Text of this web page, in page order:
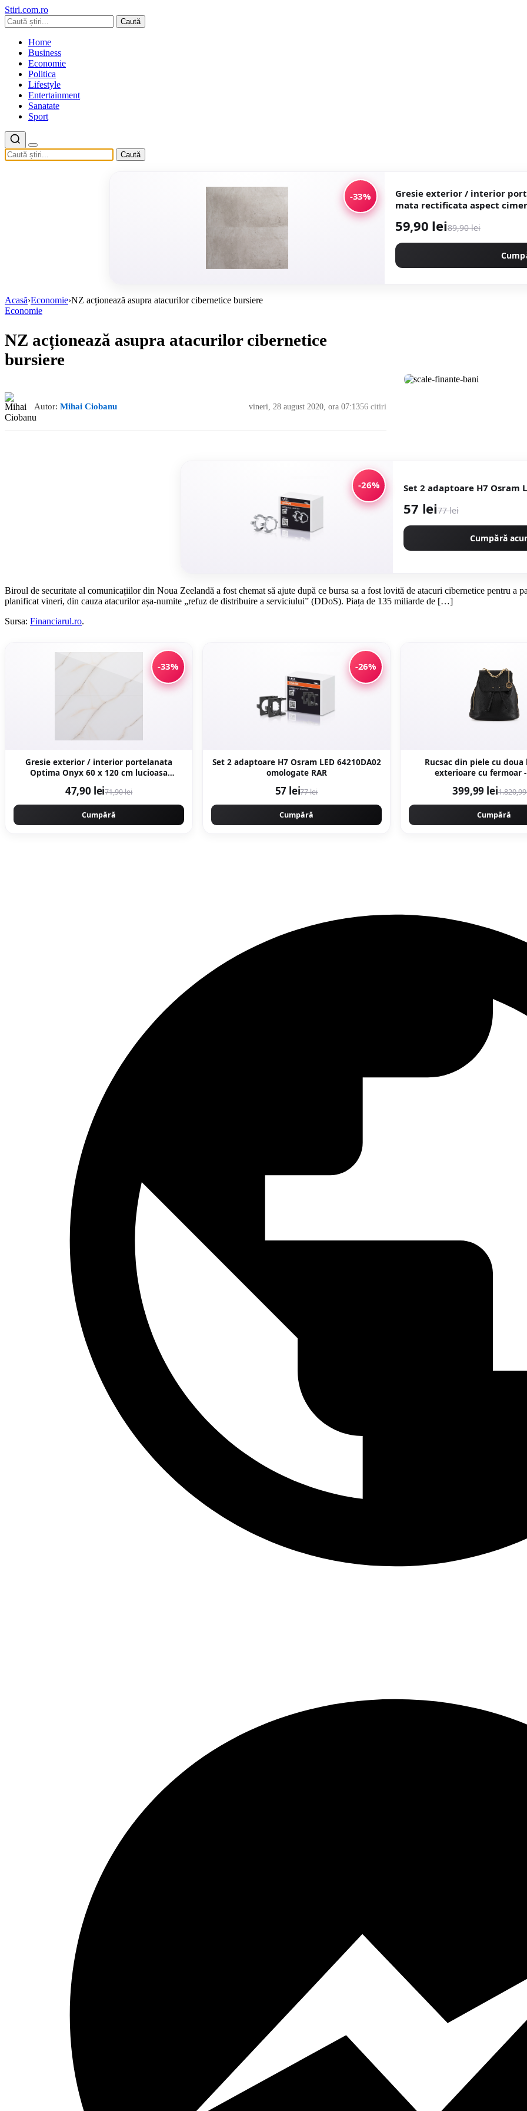
Stiri.com.ro
Caută
Home
Business
Economie
Politica
Lifestyle
Entertainment
Sanatate
Sport
Caută
-33%
Gresie exterior / interior
mata rectificata aspect
59,90 lei89,90 lei
Acasă›Economie›NZ acționează asupra atacurilor cibernetice bursiere
Economie
NZ acționează asupra atacurilor cibernetice
bursiere
Autor: Mihai Ciobanu vineri, 28 august 2020, ora 07:1356 citiri
-26% Set 2 adaptoare H7 Osram
57 lei77 lei
Cumpără
Biroul de securitate al comunicațiilor din Noua Zeelandă a fost chemat să ajute după ce bursa sa a fost lovită de atacuri cibernetice pentru a
planificat vineri, din cauza atacurilor așa-numite „refuz de distribuire a serviciului” (DDoS). Piața de 135 miliarde de […]
Sursa: Financiarul.ro.
-33%
Gresie exterior / interior portelanata
Optima Onyx 60 x 120 cm lucioasa
47,90 lei71,90 lei
Cumpără
-26%
Set 2 adaptoare H7 Osram LED 64210DA02
omologate RAR
57 lei77 lei
Cumpără
Rucsac din piele cu doua
exterioare cu fermoar
399,99 lei
Cumpără